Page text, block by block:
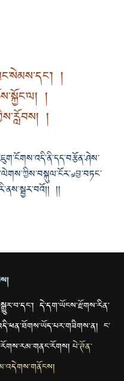
།
།
།
།།
དེ་དག་ཡོངས་རྫོགས་རིན་
ང་
པེ་ཊོན་